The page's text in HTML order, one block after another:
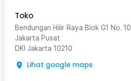
Toko
Bendungan Hilir Raya Blok G1 No. 10
Jakarta Pusat
DKI Jakarta 10210
Lihat google maps